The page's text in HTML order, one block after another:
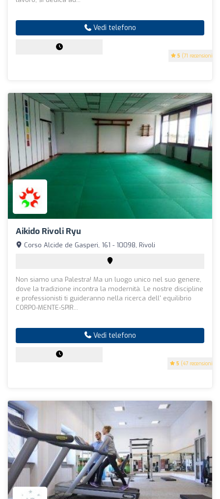
5 (71 recensioni)
Vedi telefono
Aikido Rivoli Ryu
5 (47 recensioni)
Corso Alcide de Gasperi, 161 - 10098, Rivoli
Non siamo una Palestra! Ma un luogo unico nel suo genere,
dove la tradizione incontra la modernità. Le nostre discipline
e professionisti ti guideranno nella ricerca dell' equilibrio
CORPO-MENTE-SPIR...
Vedi telefono